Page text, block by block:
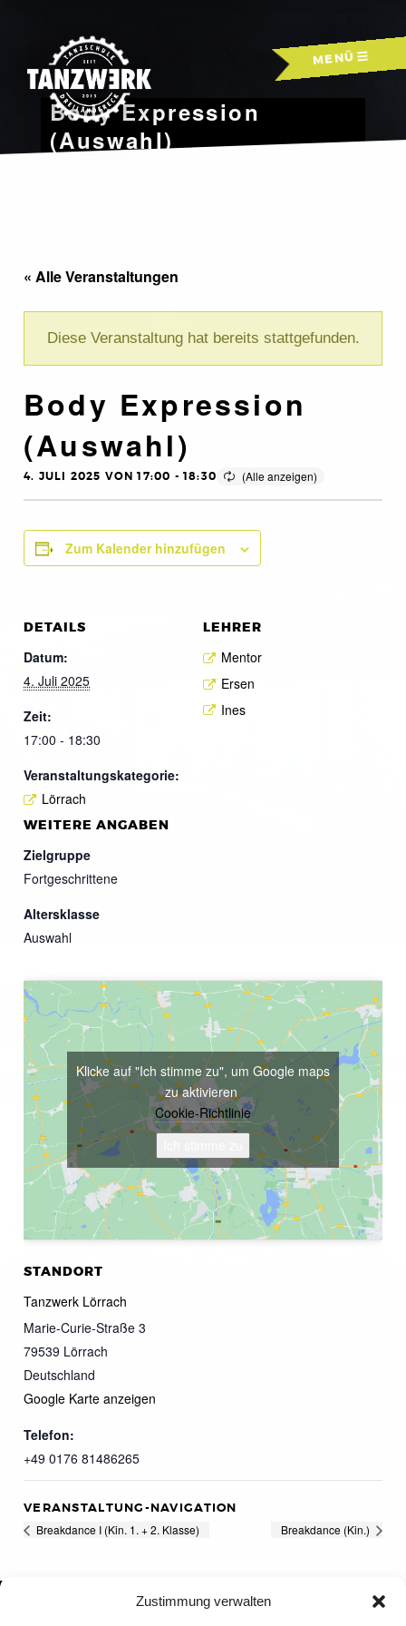
Zustimmung verwalten
MENÜ
Body Expression
(Auswahl)
« Alle Veranstaltungen
Diese Veranstaltung hat bereits stattgefunden.
Body Expression
(Auswahl)
4. JULI 2025 VON 17:00 -18:30
Zum Kalender hinzufügen
DETAILS
Datum:
4. Juli 2025
Zeit:
17:00 - 18:30
Veranstaltungskategorie:
Lörrach
LEHRER
Mentor
Ersen
Ines
WEITERE ANGABEN
Zielgruppe
Fortgeschrittene
Altersklasse
Auswahl
STANDORT
Tanzwerk Lörrach
Marie-Curie-Straße 3
79539 Lörrach
Deutschland
Google Karte anzeigen
Telefon:
+49 0176 81486265
Klicke auf "Ich stimme zu", um Google maps
zu aktivieren
Cookie-Richtlinie
VERANSTALTUNG-NAVIGATION
Breakdance I (Kin. 1. + 2. Klasse) Breakdance (Kin.)